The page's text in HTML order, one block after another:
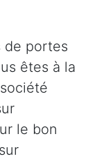
de portes
êtes à la
le bon